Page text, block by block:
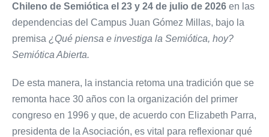
Chileno de Semiótica el 23 y 24 de julio de 2026 en las
dependencias del Campus Juan Gómez Millas, bajo la
premisa ¿Qué piensa e investiga la Semiótica, hoy?
Semiótica Abierta.
De esta manera, la instancia retoma una tradición que se
remonta hace 30 años con la organización del primer
congreso en 1996 y que, de acuerdo con Elizabeth Parra,
presidenta de la Asociación, es vital para reflexionar qué